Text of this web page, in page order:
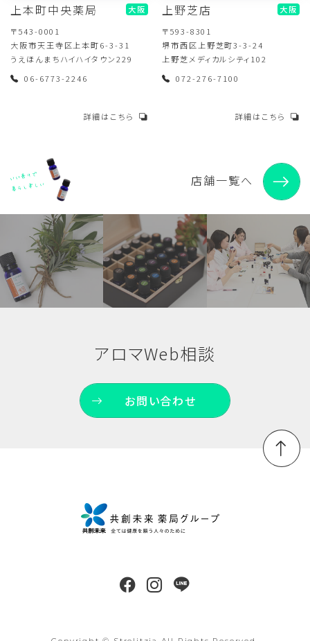
上本町中央薬局
大阪
〒543-0001
大阪市天王寺区上本町6-3-31
うえほんまちハイハイタウン229
06-6773-2246
詳細はこちら
上野芝店
大阪
〒593-8301
堺市西区上野芝町3-3-24
上野芝メディカルシティ102
072-276-7100
詳細はこちら
店舗一覧へ
アロマWeb相談
お問い合わせ